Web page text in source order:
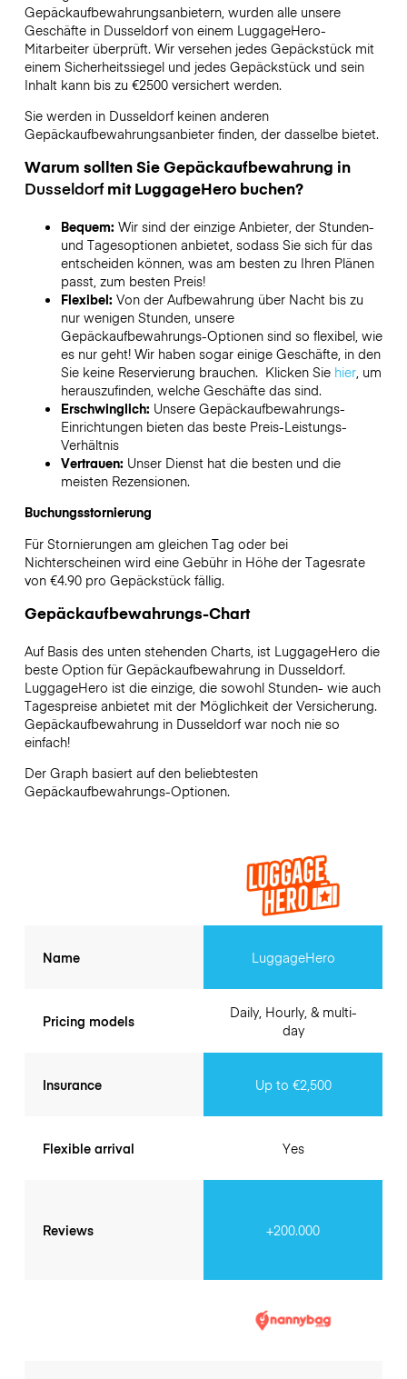
Gepäckaufbewahrungsanbietern, wurden alle unsere
Geschäfte in Dusseldorfvon einem LuggageHero-
Mitarbeiter überprüft. Wir versehen jedes Gepäckstück mit
einem Sicherheitssiegel und jedes Gepäckstück und sein
Inhalt kann bis zu €2500versichert werden.
Sie werden in Dusseldorfkeinen anderen
Gepäckaufbewahrungsanbieter finden, der dasselbe bietet.
Warum sollten Sie Gepäckaufbewahrung in
Dusseldorfmit LuggageHero buchen?
Bequem: Wir sind der einzige Anbieter, der Stunden-
und Tagesoptionen anbietet, sodass Sie sich für das
entscheiden können, was am besten zu Ihren Plänen
passt, zum besten Preis!
Flexibel: Von der Aufbewahrung über Nacht bis zu
nur wenigen Stunden, unsere
Gepäckaufbewahrungs-Optionen sind so flexibel, wie
es nur geht! Wir haben sogar einige Geschäfte, in den
Sie keine Reservierung brauchen. Klicken Sie hier, um
herauszufinden, welche Geschäfte das sind.
Erschwinglich: Unsere Gepäckaufbewahrungs-
Einrichtungen bieten das beste Preis-Leistungs-
Verhältnis
Vertrauen: Unser Dienst hat die besten und die
meisten Rezensionen.
Buchungsstornierung
Für Stornierungen am gleichen Tag oder bei
Nichterscheinen wird eine Gebühr in Höhe der Tagesrate
von €4.90 pro Gepäckstück fällig.
Gepäckaufbewahrungs-Chart
Auf Basis des unten stehenden Charts, ist LuggageHero die
beste Option für Gepäckaufbewahrung in Dusseldorf.
LuggageHero ist die einzige, die sowohl Stunden- wie auch
Tagespreise anbietet mit der Möglichkeit der Versicherung.
Gepäckaufbewahrung in Dusseldorfwar noch nie so
einfach!
Der Graph basiert auf den beliebtesten
Gepäckaufbewahrungs-Optionen.
Name
Pricing models
Insurance
Flexible arrival
Reviews
LuggageHero
Daily, Hourly, & multi-
day
Up to €2,500
Yes
+200.000